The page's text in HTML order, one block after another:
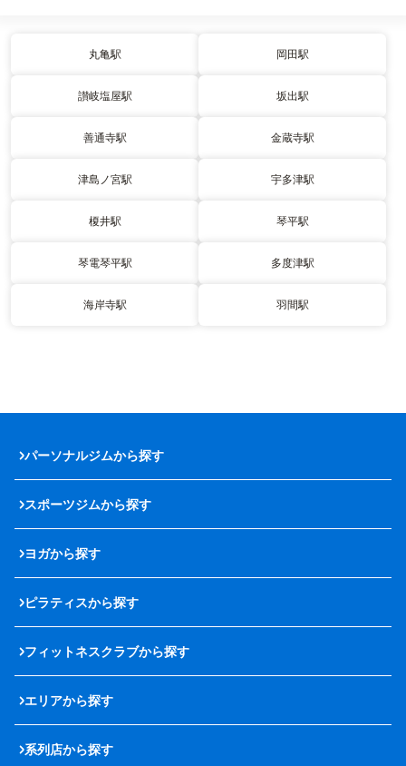
丸亀駅 岡田駅
讃岐塩屋駅 坂出駅
善通寺駅 金蔵寺駅
津島ノ宮駅 宇多津駅
榎井駅 琴平駅
琴電琴平駅 多度津駅
海岸寺駅 羽間駅
パーソナルジムから探す
スポーツジムから探す
ヨガから探す
ピラティスから探す
フィットネスクラブから探す
エリアから探す
系列店から探す